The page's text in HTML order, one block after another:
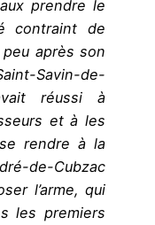
prendre le
contraint de
après son
Savin-de-
réussi à
et à les
rendre à la
de-Cubzac
l’arme, qui
les premiers